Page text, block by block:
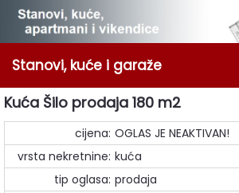
Stanovi, kuće i garaže
Kuća Šilo prodaja 180 m2
cijena: OGLAS JE NEAKTIVAN!
vrsta nekretnine: kuća
tip oglasa: prodaja